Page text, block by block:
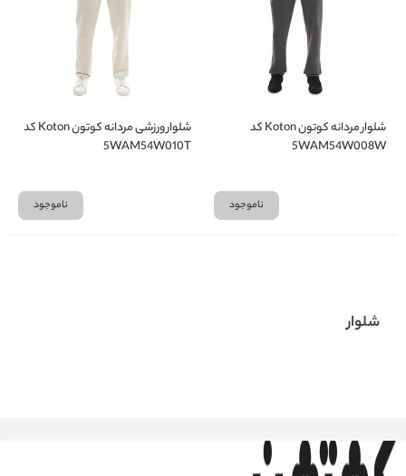
شلوار مردانه کوتون Koton کد
5WAM54W008W
ناموجود
شلوار ورزشی مردانه کوتون Koton کد
5WAM54W010T
ناموجود
شلوار